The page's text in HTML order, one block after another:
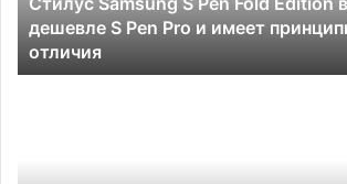
дешевле
Pen
Pro
дешевле S Pen Pro и имеет
отличия